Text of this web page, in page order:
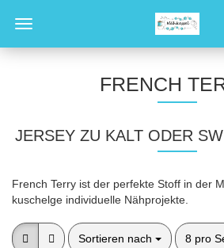
FRENCH
JERSEY ZU KALT ODER
French Terry ist der perfekte Stoff in der
kuschelge individuelle Nähprojekte.
Sortieren nach
Sortieren nach 8 pro
pro